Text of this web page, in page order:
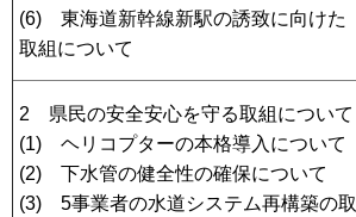
(6) 東海道新幹線新駅の誘致に向けた
取組について
2 県民の安全安心を守る取組について
(1) ヘリコプターの本格導入について
(2) 下水管の健全性の確保について
(3) 5事業者の水道システム再構築の取